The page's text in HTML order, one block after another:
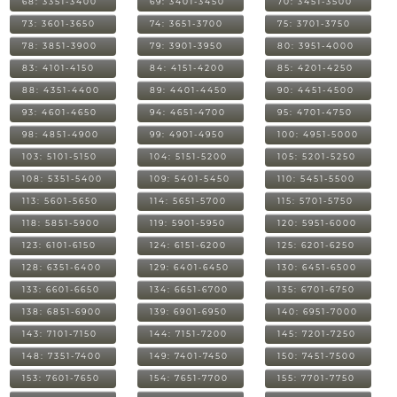
73: 3601-3650 74: 3651-3700 75: 3701-3750
78: 3851-3900 79: 3901-3950 80: 3951-4000
83: 4101-4150 84: 4151-4200 85: 4201-4250
88: 4351-4400 89: 4401-4450 90: 4451-4500
93: 4601-4650 94: 4651-4700 95: 4701-4750
98: 4851-4900 99: 4901-4950 100: 4951-5000
103: 5101-5150 104: 5151-5200 105: 5201-5250
108: 5351-5400 109: 5401-5450 110: 5451-5500
113: 5601-5650 114: 5651-5700 115: 5701-5750
118: 5851-5900 119: 5901-5950 120: 5951-6000
123: 6101-6150 124: 6151-6200 125: 6201-6250
128: 6351-6400 129: 6401-6450 130: 6451-6500
133: 6601-6650 134: 6651-6700 135: 6701-6750
138: 6851-6900 139: 6901-6950 140: 6951-7000
143: 7101-7150 144: 7151-7200 145: 7201-7250
148: 7351-7400 149: 7401-7450 150: 7451-7500
153: 7601-7650 154: 7651-7700 155: 7701-7750